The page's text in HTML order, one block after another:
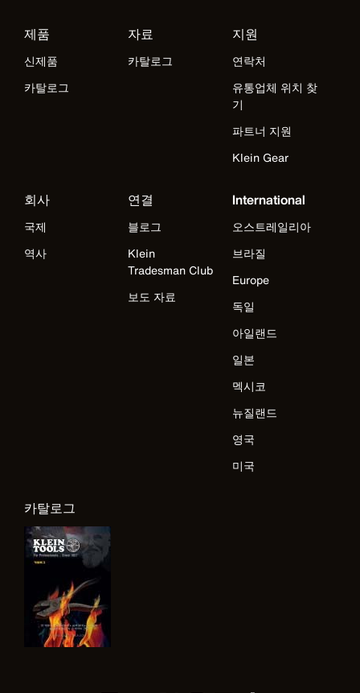
제품
신제품
카탈로그
자료
카탈로그
지원
연락처
유통업체 위치 찾
기
파트너 지원
Klein Gear
회사
국제
역사
연결
블로그
Klein
Tradesman Club
보도 자료
International
오스트레일리아
브라질
Europe
독일
아일랜드
일본
멕시코
뉴질랜드
영국
미국
카탈로그